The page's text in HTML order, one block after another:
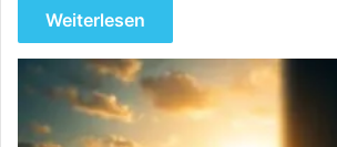
Weiterlesen